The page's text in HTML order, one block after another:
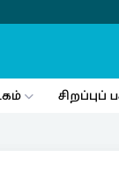
சிறப்புப்